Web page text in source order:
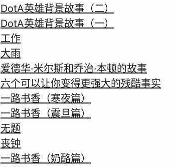
DotA英雄背景故事（二）
DotA英雄背景故事（一）
工作
大雨
爱德华·米尔斯和乔治·本顿的故事
六个可以让你变得更强大的残酷事实
一路书香（寒夜篇）
一路书香（震旦篇）
无题
丧钟
一路书香（奶酪篇）